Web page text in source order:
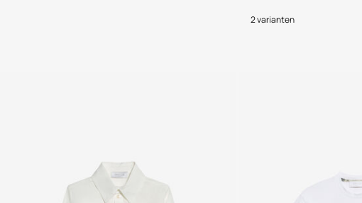
2 varianten